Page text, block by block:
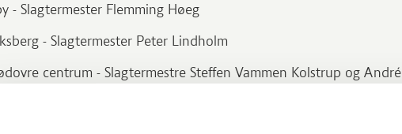
- Slagtermester Flemming Høeg
- Slagtermester Peter Lindholm
centrum - Slagtermestre Steffen Vammen Kolstrup og André
på fornemmeste vis fremtiden og ambitionerne for